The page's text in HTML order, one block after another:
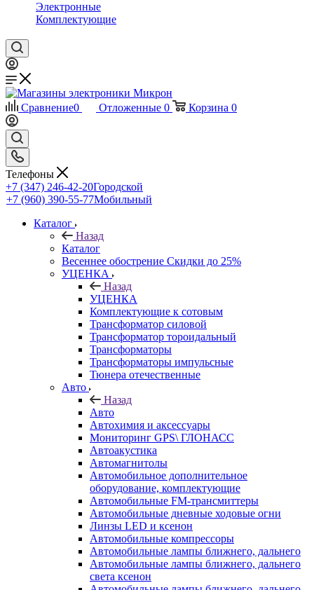
Электронные
Комплектующие
Сравнение0 Отложенные 0 Корзина 0
Телефоны
+7 (347) 246-42-20Городской
+7 (960) 390-55-77Мобильный
Каталог
Назад
Каталог
Весеннее обострение Скидки до 25%
УЦЕНКА
Назад
УЦЕНКА
Комплектующие к сотовым
Трансформатор силовой
Трансформатор тороидальный
Трансформаторы
Трансформаторы импульсные
Тюнера отечественные
Авто
Назад
Авто
Автохимия и аксессуары
Мониторинг GPS\ ГЛОНАСС
Автоакустика
Автомагнитолы
Автомобильное дополнительное
оборудование, комплектующие
Автомобильные FM-трансмиттеры
Автомобильные дневные ходовые огни
Линзы LED и ксенон
Автомобильные компрессоры
Автомобильные лампы ближнего, дальнего
Автомобильные лампы ближнего, дальнего
света ксенон